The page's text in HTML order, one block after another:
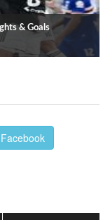
& Goals